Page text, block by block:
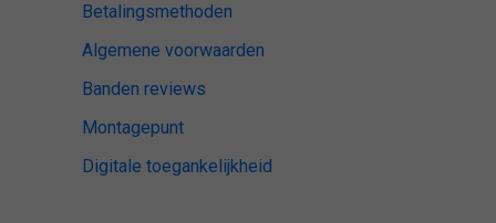
Betalingsmethoden
Algemene voorwaarden
Banden reviews
Montagepunt
Digitale toegankelijkheid